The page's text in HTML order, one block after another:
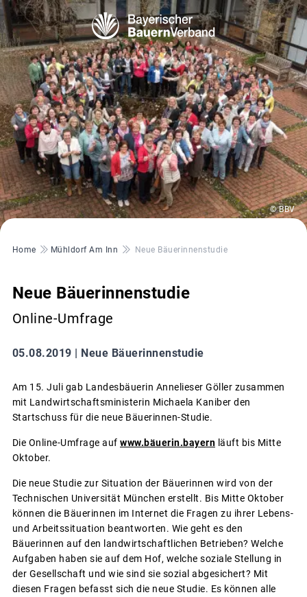
© BBV
Pfadnavigation
Home Mühldorf Am Inn Neue Bäuerinnenstudie
Neue Bäuerinnenstudie
Online-Umfrage
05.08.2019 | Neue Bäuerinnenstudie
Am 15. Juli gab Landesbäuerin Annelieser Göller zusammen
mit Landwirtschaftsministerin Michaela Kaniber den
Startschuss für die neue Bäuerinnen-Studie.
Die Online-Umfrage auf www.bäuerin.bayern läuft bis Mitte
Oktober.
Die neue Studie zur Situation der Bäuerinnen wird von der
Technischen Universität München erstellt. Bis Mitte Oktober
können die Bäuerinnen im Internet die Fragen zu ihrer Lebens-
und Arbeitssituation beantworten. Wie geht es den
Bäuerinnen auf den landwirtschaftlichen Betrieben? Welche
Aufgaben haben sie auf dem Hof, welche soziale Stellung in
der Gesellschaft und wie sind sie sozial abgesichert? Mit
diesen Fragen befasst sich die neue Studie. Es können alle